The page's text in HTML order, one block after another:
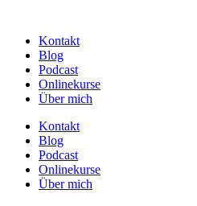
wechselnKontakt
Blog
Podcast
Onlinekurse
Über mich
Kontakt
Blog
Podcast
Onlinekurse
Über mich